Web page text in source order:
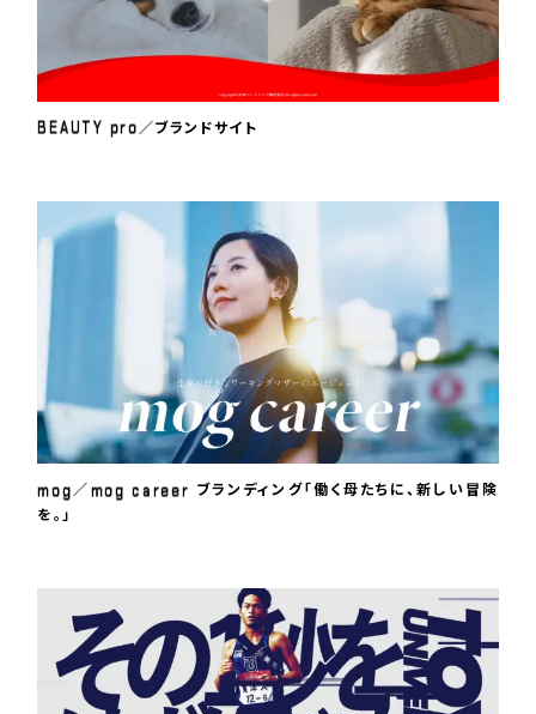
BEAUTY pro／ブランドサイト
mog／mog career ブランディング「働く母たちに、新しい冒険
を。」